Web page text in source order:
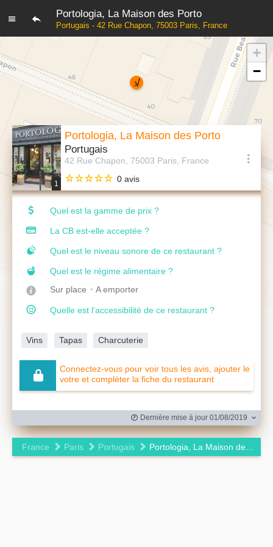
Portologia, La Maison des Porto
Portugais - 42 Rue Chapon, 75003 Paris, France
1
Portologia, La Maison des Porto
Portugais
42 Rue Chapon, 75003 Paris, France
0 avis
Quel est la gamme de prix ?
La CB est-elle acceptée ?
Quel est le niveau sonore de ce restaurant ?
Quel est le régime alimentaire ?
Sur place
A emporter
Quelle est l'accessibilité de ce restaurant ?
Vins Tapas Charcuterie
Connectez-vous pour voir tous les avis, ajouter le
votre et compléter la fiche du restaurant
Dernière mise à jour 01/08/2019
France Paris Portugais
+
−